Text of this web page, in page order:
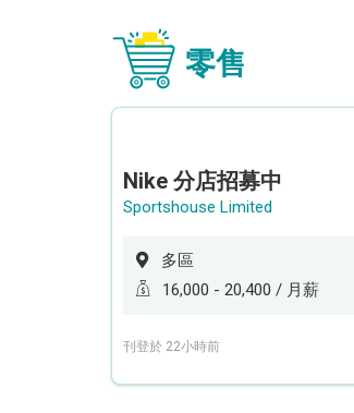
零售
Nike 分店招募中
Sportshouse Limited
多區
16,000 - 20,400 / 月薪
刊登於 22小時前